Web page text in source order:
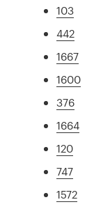
103
442
1667
1600
376
1664
120
747
1572